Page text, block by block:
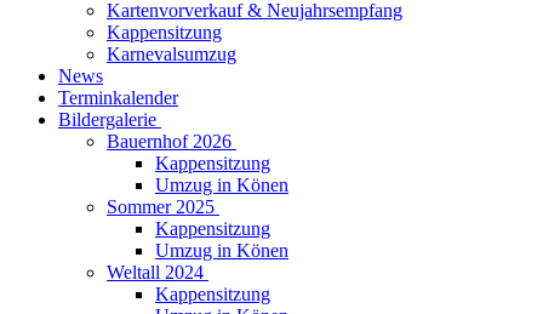
Kartenvorverkauf & Neujahrsempfang
Kappensitzung
Karnevalsumzug
News
Terminkalender
Bildergalerie
Bauernhof 2026
Kappensitzung
Umzug in Könen
Sommer 2025
Kappensitzung
Umzug in Könen
Weltall 2024
Kappensitzung